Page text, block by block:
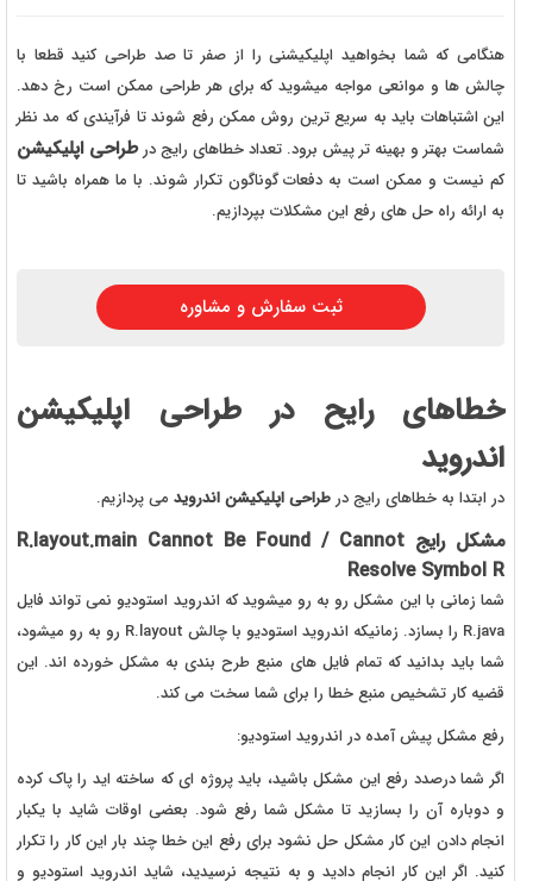
هنگامی که شما بخواهید اپلیکیشنی را از صفر تا صد طراحی کنید قطعا با
چالش ها و موانعی مواجه میشوید که برای هر طراحی ممکن است رخ دهد.
این اشتباهات باید به سریع ترین روش ممکن رفع شوند تا فرآیندی که مد نظر
شماست بهتر و بهینه تر پیش برود. تعداد خطاهای رایج درطراحی اپلیکیشن
کم نیست و ممکن است به دفعات گوناگون تکرار شوند. با ما همراه باشید تا
به ارائه راه حل های رفع این مشکلات بپردازیم.
ثبت سفارش و مشاوره
خطاهای رایح در طراحی اپلیکیشن
اندروید
در ابتدا به خطاهای رایج در طراحی اپلیکیشن اندروید می پردازیم.
مشکل رایج R.layout.main Cannot Be Found / Cannot
Resolve Symbol R
شما زمانی با این مشکل رو به رو میشوید که اندروید استودیو نمی تواند فایل
R.java را بسازد. زمانیکه اندروید استودیو با چالش R.layout رو به رو میشود،
شما باید بدانید که تمام فایل های منبع طرح بندی به مشکل خورده اند. این
قضیه کار تشخیص منبع خطا را برای شما سخت می کند.
رفع مشکل پیش آمده در اندروید استودیو:
اگر شما درصدد رفع این مشکل باشید، باید پروژه ای که ساخته اید را پاک کرده
و دوباره آن را بسازید تا مشکل شما رفع شود. بعضی اوقات شاید با یکبار
انجام دادن این کار مشکل حل نشود برای رفع این خطا چند بار این کار را تکرار
کنید. اگر این کار انجام دادید و به نتیجه نرسیدید، شاید اندروید استودیو و